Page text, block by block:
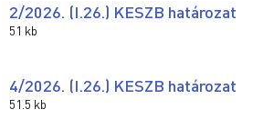
2/2026. (I.26.) KESZB határozat
51 kb
4/2026. (I.26.) KESZB határozat
51.5 kb